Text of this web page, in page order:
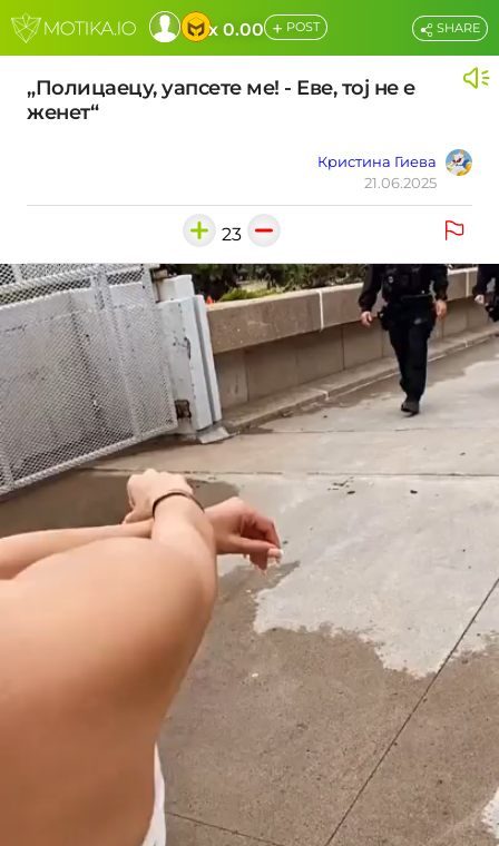
x 0.00 + POST
„Полицаецу, уапсете ме! - Еве, тој не е
женет“
Кристина Гиева
21.06.2025
SHARE
23